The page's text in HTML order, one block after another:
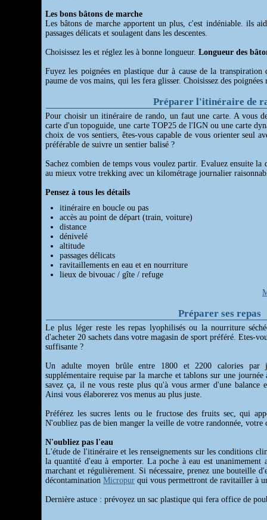
Les bons bâtons de marche
Les bâtons de marche apportent un plus, c'est indéniable. ils
passages délicats et soulagent dans les descentes.
Choisissez les et réglez les à bonne longueur. Longueur des
Fuyez les poignées en plastique dur à cause de la
paume de vos mains, qui les fera glisser. Choisissez des poignées
Préparer l'itinéraire de
Pour choisir un itinéraire de rando, un faut une carte. A vous
carte d'un topoguide, une carte TOP25 de l'IGN ou une carte
choix de vos sentiers, êtes-vous capable de vous orienter seul
préférable de suivre un sentier balisé ?
Sachez combien de temps vous voulez partir. Evaluez ensuite
au mieux votre trekking avec un kilométrage journalier
Pensez à tous les détails
itinéraire en boucle ou pas
accès au point de départ (train, voiture)
distance
dénivelé
altitude
passages délicats
ravitaillements en eau et en nourriture
lieux de bivouac / gîte / refuge
Préparer ses repas
Le plus léger reste les repas lyophilisés ou la nourriture
d'acheter 20 sachets dans votre magasin de sport préféré. Etes-
suffisante ?
Un adulte moyen brûle entre 1800 et 2200 calories par
supplémentaire requise par la marche et tablons sur une
savez ça, il ne vous reste plus qu'à vous armer d'une balance
Ainsi vous élaborerez vos menus au plus juste.
Préférez les sucres lents ou le fructose des fruits sec, qui
N'oubliez pas de bien manger la veille de votre randonnée, votre
N'oubliez pas l'eau
L'étude de l'itinéraire et les renseignements sur les conditions
la quantité d'eau à emporter. La poche à eau est unanimement
marchant et régulièrement. Si nécessaire, prenez une bouteille
décontamination Micropur qui vous permettront de ravitailler à
Dernière astuce : prévoyez un sac plastique qui fera office de